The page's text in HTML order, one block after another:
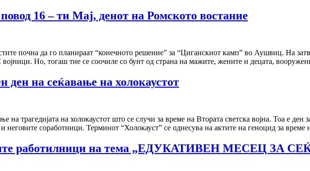
16 – ти Мај, денот на Ромското востание
почна да го планираат “конечното решение” за “Циганскиот камп” во Аушвиц. На
Но, тогаш тие се соочиле со бунт од страна на мажите, жените и децата,
ден на сеќавање на холокаустот
на трагедијата на холокаустот што се случи за време на Втората светска војна. Тоа е
неговите соработници. Терминот “Холокауст” се однесува на актите на геноцид за
работилници на тема „ЕДУКАТИВЕН МЕСЕЦ